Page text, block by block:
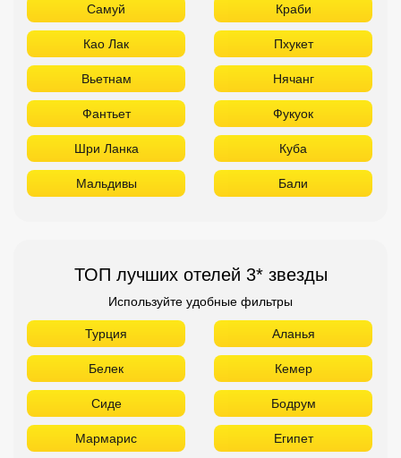
Самуй Краби
Као Лак Пхукет
Вьетнам Нячанг
Фантьет Фукуок
Шри Ланка Куба
Мальдивы Бали
ТОП лучших отелей 3* звезды
Используйте удобные фильтры
Турция Аланья
Белек Кемер
Сиде Бодрум
Мармарис Египет